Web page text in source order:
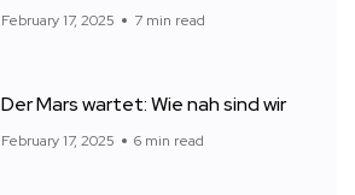
February 17, 2025 7 min read
Der Mars wartet: Wie nah sind wir
February 17, 2025 6 min read